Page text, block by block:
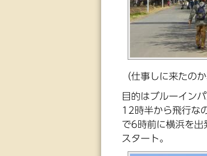
（仕事しに来たの
目的はブルーインパ
12時半から飛行な
で6時前に横浜を出
スタート。